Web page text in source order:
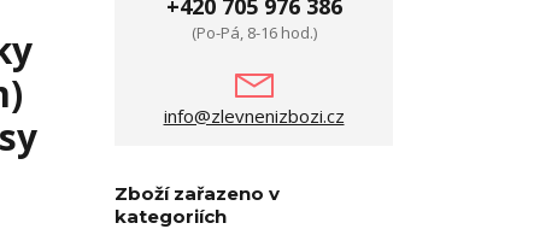
+420 705 976 386
(Po-Pá, 8-16 hod.)
info@zlevnenizbozi.cz
Zboží zařazeno v
kategoriích